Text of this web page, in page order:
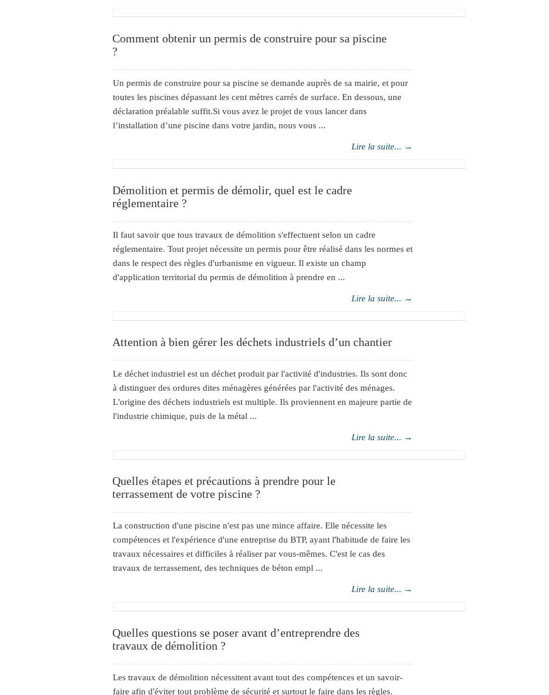
Comment obtenir un permis de construire pour sa piscine
?
Un permis de construire pour sa piscine se demande auprès de sa mairie, et pour
toutes les piscines dépassant les cent mètres carrés de surface. En dessous, une
déclaration préalable suffit.Si vous avez le projet de vous lancer dans
l’installation d’une piscine dans votre jardin, nous vous ...
Lire la suite... →
Démolition et permis de démolir, quel est le cadre
réglementaire ?
Il faut savoir que tous travaux de démolition s'effectuent selon un cadre
réglementaire. Tout projet nécessite un permis pour être réalisé dans les normes et
dans le respect des règles d'urbanisme en vigueur. Il existe un champ
d'application territorial du permis de démolition à prendre en ...
Lire la suite... →
Attention à bien gérer les déchets industriels d’un chantier
Le déchet industriel est un déchet produit par l'activité d'industries. Ils sont donc
à distinguer des ordures dites ménagères générées par l'activité des ménages.
L'origine des déchets industriels est multiple. Ils proviennent en majeure partie de
l'industrie chimique, puis de la métal ...
Lire la suite... →
Quelles étapes et précautions à prendre pour le
terrassement de votre piscine ?
La construction d'une piscine n'est pas une mince affaire. Elle nécessite les
compétences et l'expérience d'une entreprise du BTP, ayant l'habitude de faire les
travaux nécessaires et difficiles à réaliser par vous-mêmes. C'est le cas des
travaux de terrassement, des techniques de béton empl ...
Lire la suite... →
Quelles questions se poser avant d’entreprendre des
travaux de démolition ?
Les travaux de démolition nécessitent avant tout des compétences et un savoir-
faire afin d'éviter tout problème de sécurité et surtout le faire dans les règles.